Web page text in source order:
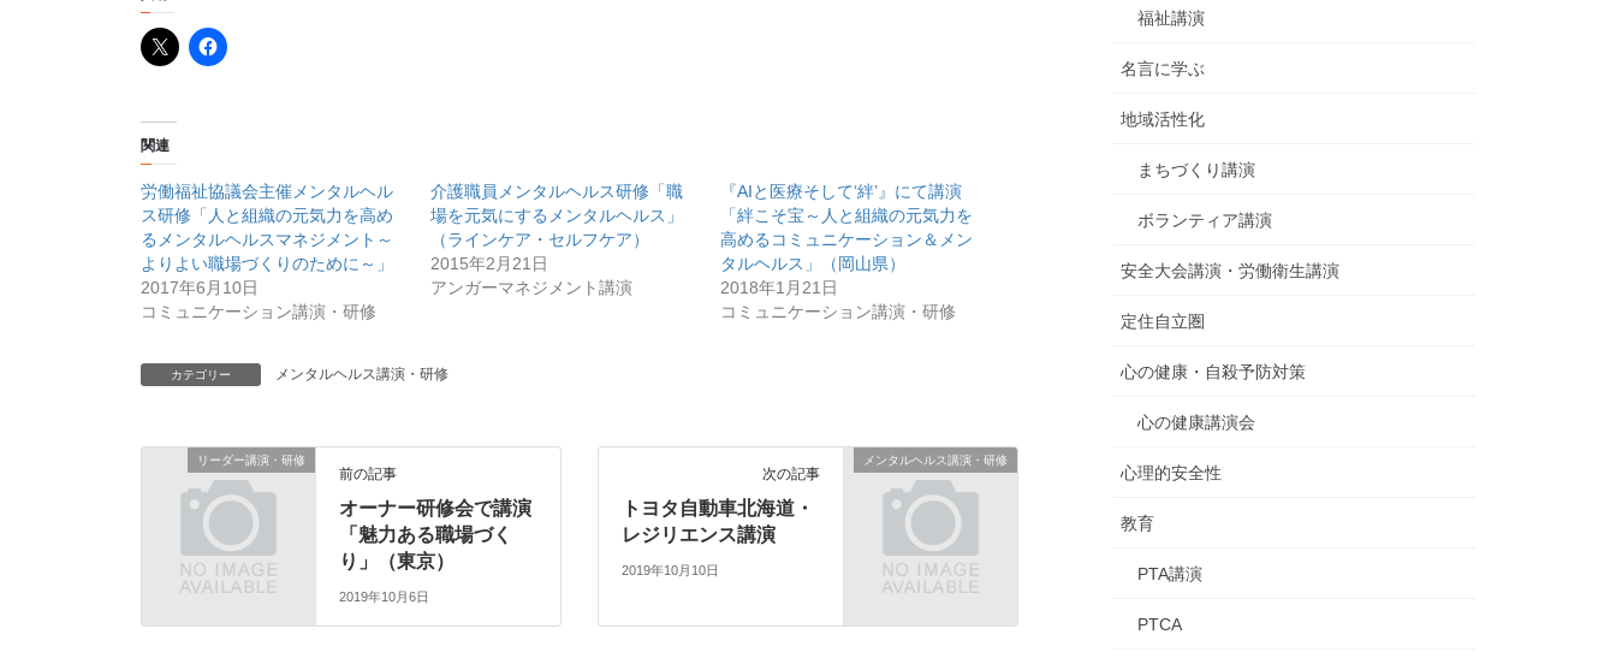
関連
労働福祉協議会主催メンタルヘル
ス研修「人と組織の元気力を高め
るメンタルヘルスマネジメント～
よりよい職場づくりのために～」
2017年6月10日
コミュニケーション講演・研修
介護職員メンタルヘルス研修「職
場を元気にするメンタルヘルス」
（ラインケア・セルフケア）
2015年2月21日
アンガーマネジメント講演
『AIと医療そして‘絆’』にて講演
「絆こそ宝～人と組織の元気力を
高めるコミュニケーション＆メン
タルヘルス」（岡山県）
2018年1月21日
コミュニケーション講演・研修
カテゴリー メンタルヘルス講演・研修
リーダー講演・研修
前の記事
オーナー研修会で講演
「魅力ある職場づく
り」（東京）
2019年10月6日
メンタルヘルス講演・研修
次の記事
トヨタ自動車北海道・
レジリエンス講演
2019年10月10日
福祉講演
名言に学ぶ
地域活性化
まちづくり講演
ボランティア講演
安全大会講演・労働衛生講演
定住自立圏
心の健康・自殺予防対策
心の健康講演会
心理的安全性
教育
PTA講演
PTCA